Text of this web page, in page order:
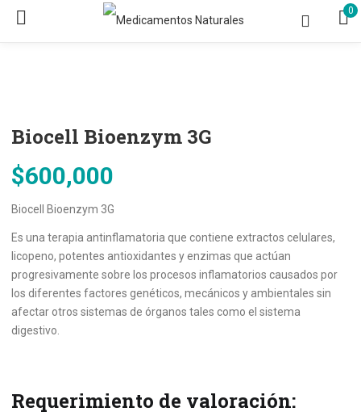
0
Biocell Bioenzym 3G
$600,000
Biocell Bioenzym 3G
Es una terapia antinflamatoria que contiene extractos celulares,
licopeno, potentes antioxidantes y enzimas que actúan
progresivamente sobre los procesos inflamatorios causados por
los diferentes factores genéticos, mecánicos y ambientales sin
afectar otros sistemas de órganos tales como el sistema
digestivo.
Requerimiento de valoración: